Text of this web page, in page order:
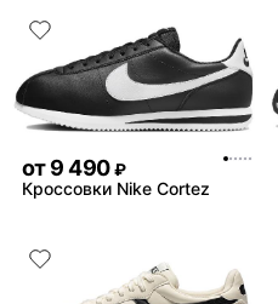
от9 490 ₽
Кроссовки Nike Cortez